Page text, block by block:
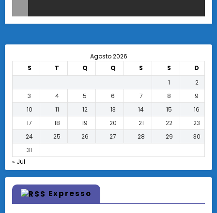
Agosto 2026
S
T Q Q S S
D
1
2
3
4 5 6 7 8
9
10
11 12 13 14 15
16
17
18 19 20 21 22
23
24
25 26 27 28 29
30
31
« Jul
Expresso